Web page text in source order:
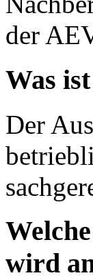
der
Was
Der
wird